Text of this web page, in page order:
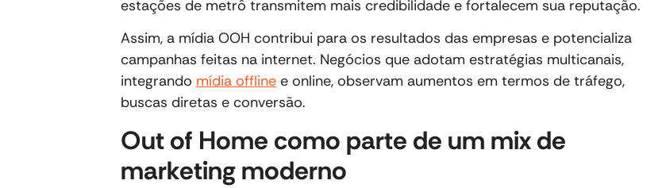
estações de metrô transmitem mais credibilidade e fortalecem sua reputação.
Assim, a mídia OOH contribui para os resultados das empresas e potencializa
campanhas feitas na internet. Negócios que adotam estratégias multicanais,
integrando mídia offline e online, observam aumentos em termos de tráfego,
buscas diretas e conversão.
Out of Home como parte de um mix de
marketing moderno